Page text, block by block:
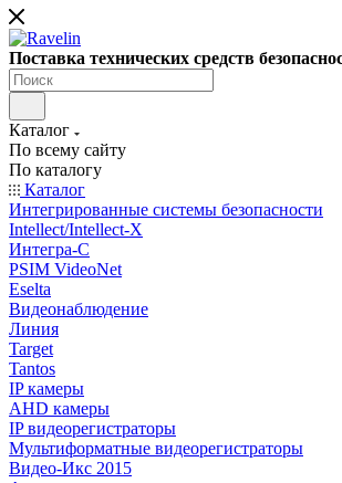
Поставка технических средств
Каталог
По всему сайту
По каталогу
Каталог
Интегрированные системы безопасности
Intellect/Intellect-X
Интегра-С
PSIM VideoNet
Eselta
Видеонаблюдение
Линия
Target
Tantos
IP камеры
AHD камеры
IP видеорегистраторы
Мультиформатные видеорегистраторы
Видео-Икс 2015